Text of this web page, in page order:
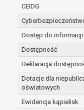
CEIDG
Dostęp do
Dostępność
Deklaracja
Dotacje dla
oświatowych
Ewidencja kąpielisk
Z
on
W
prawo do